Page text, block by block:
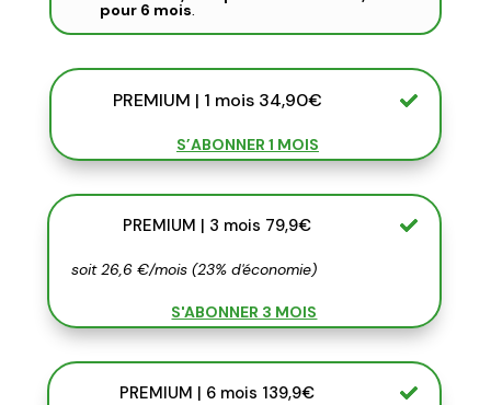
pour 6 mois.
PREMIUM | 1 mois 34,90€
S’ABONNER 1 MOIS
PREMIUM | 3 mois 79,9€
soit 26,6 €/mois (23% d'économie)
S'ABONNER 3 MOIS
PREMIUM | 6 mois 139,9€